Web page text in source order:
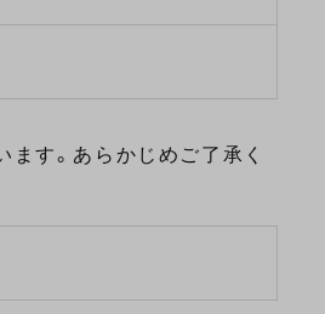
ます。あらかじめご了承く